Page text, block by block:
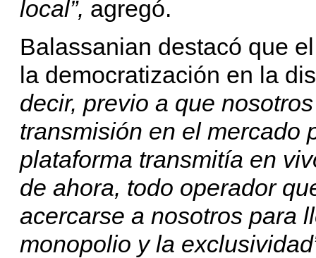
local”, agregó.
Balassanian destacó que
la democratización en la
decir, previo a que
transmisión en el mercado
plataforma transmitía en
de ahora, todo operador
acercarse a nosotros para
monopolio y la